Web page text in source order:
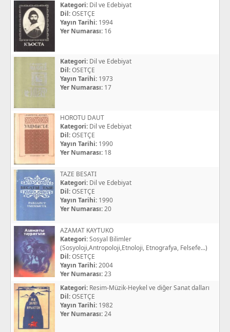
Kategori: Dil ve Edebiyat
Dil:OSETÇE
Yayın Tarihi: 1994
Yer Numarası: 16
Kategori: Dil ve Edebiyat
Dil:OSETÇE
Yayın Tarihi: 1973
Yer Numarası: 17
HOROTU DAUT
Kategori: Dil ve Edebiyat
Dil:OSETÇE
Yayın Tarihi: 1990
Yer Numarası: 18
TAZE BESATI
Kategori: Dil ve Edebiyat
Dil:OSETÇE
Yayın Tarihi: 1990
Yer Numarası:20
AZAMAT KAYTUKO
Kategori:Sosyal Bilimler
(Sosyoloji,Antropoloji,Etnoloji, Etnografya, Felsefe...)
Dil:OSETÇE
Yayın Tarihi:2004
Yer Numarası:23
Kategori: Resim-Müzik-Heykel ve diğer Sanat dalları
Dil:OSETÇE
Yayın Tarihi: 1982
Yer Numarası:24